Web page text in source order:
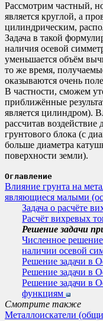
Рассмотрим частный,
является круглой, а
цилиндрическим,
Задача в такой
наличия осевой
уменьшается объём
то же время,
оказываются очень
В частности, сможем
приближённые
является цилиндром).
рассчитав
грунтового блока (с
больше диаметра
поверхности земли).
Оглавление
Влияние грунта на
являющиеся малыми
Задача о расчёте
Расчёт вихревых
Решение задачи
Численное
наличии осевой
Решение задачи в
Решение задачи в
Решение задачи в
функциям
Смотрите также
Металлоискатели